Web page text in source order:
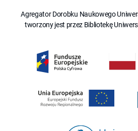
Agregator Dorobku Naukowego
tworzony jest przez Bibliotekę